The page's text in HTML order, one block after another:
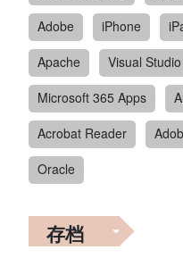
Adobe
iPhone
Apache
Visual Studio
Microsoft 365 Apps
Acrobat Reader
Oracle
存档